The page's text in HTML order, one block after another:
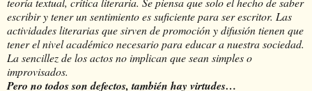
escribir y tener un sentimiento es suficiente para ser escritor. Las
actividades literarias que sirven de promoción y difusión tienen que
tener el nivel académico necesario para educar a nuestra sociedad.
La sencillez de los actos no implican que sean simples o
improvisados.
Pero no todos son defectos, también hay virtudes…